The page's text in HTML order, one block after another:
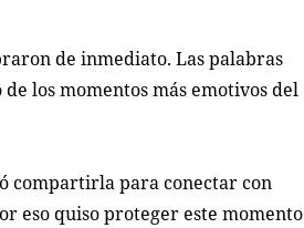
de inmediato. Las palabras
los momentos más emotivos del
compartirla para conectar con
eso quiso proteger este momento